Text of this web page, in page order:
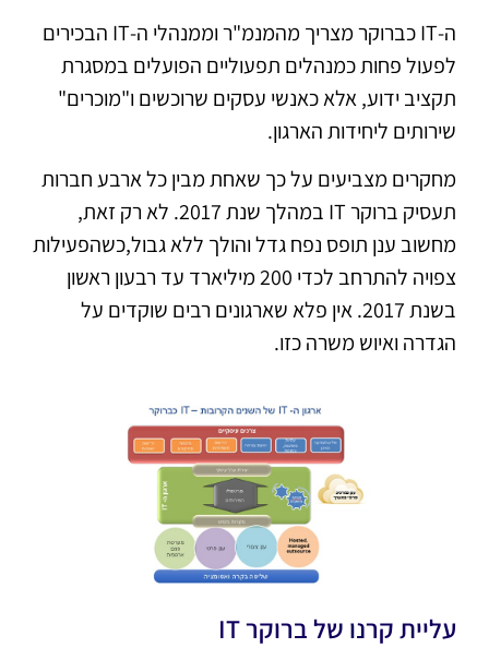
ה-IT כברוקר מצריך מהמנמ"ר וממנהלי ה-IT הבכירים
לפעול פחות כמנהלים תפעוליים הפועלים במסגרת
תקציב ידוע, אלא כאנשי עסקים שרוכשים ו"מוכרים"
שירותים ליחידות הארגון.
מחקרים מצביעים על כך שאחת מבין כל ארבע חברות
תעסיק ברוקר IT במהלך שנת 2017. לא רק זאת,
מחשוב ענן תופס נפח גדל והולך ללא גבול,כשהפעילות
צפויה להתרחב לכדי 200 מיליארד עד רבעון ראשון
בשנת 2017. אין פלא שארגונים רבים שוקדים על
הגדרה ואיוש משרה כזו.
עליית קרנו של ברוקר IT